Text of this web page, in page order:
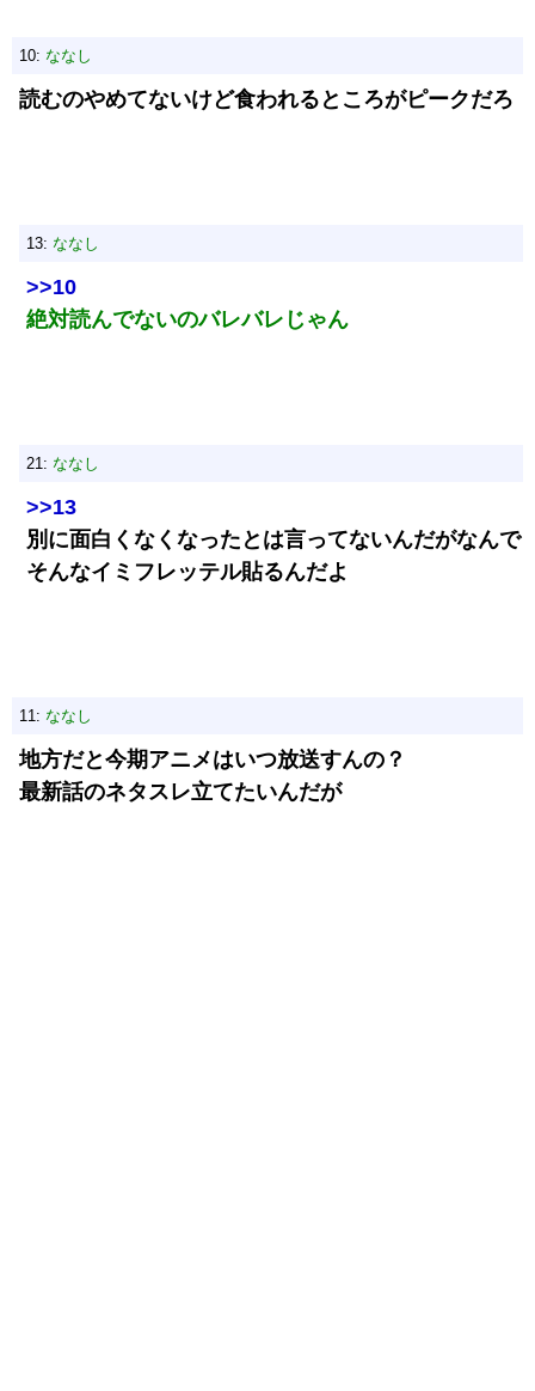
10: ななし
読むのやめてないけど食われるところがピークだろ
13: ななし
>>10
絶対読んでないのバレバレじゃん
21: ななし
>>13
別に面白くなくなったとは言ってないんだがなんで
そんなイミフレッテル貼るんだよ
11: ななし
地方だと今期アニメはいつ放送すんの？
最新話のネタスレ立てたいんだが